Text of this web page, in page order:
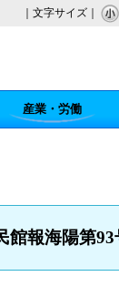
｜文字サイズ｜
産業・労働
館報海陽第93